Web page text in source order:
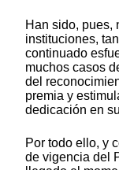
Han sido, pues,
instituciones,
continuado
muchos casos
del
premia y
dedicación en
Por todo ello, y
de vigencia del